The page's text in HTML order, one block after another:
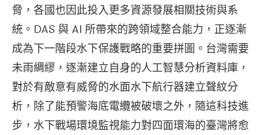
脅，各國也因此投入更多資源發展相關技術與系
統。DAS 與 AI 所帶來的跨領域整合能力，正逐漸
成為下一階段水下保護戰略的重要拼圖。台灣需要
未雨綢繆，逐漸建立自身的人工智慧分析資料庫，
對於有敵意有威脅的水面水下航行器建立聲紋分
析，除了能預警海底電纜被破壞之外，隨這科技進
步，水下戰場環境監視能力對四面環海的臺灣將愈